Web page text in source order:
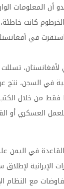
أن المعلومات
كانت
استقرت في
لأفغانستان،
في السجن، نتج
فقط من خلال
العسكري أو
نفذ فرع القاعدة في
الإيرانية
مع النظام